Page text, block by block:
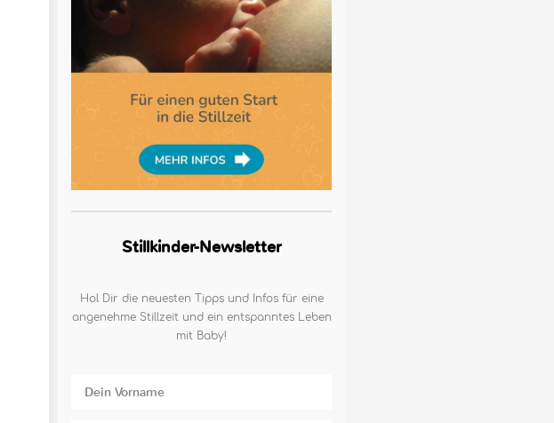
Stillkinder-Newsletter
Hol Dir die neuesten Tipps und Infos für eine
angenehme Stillzeit und ein entspanntes Leben
mit Baby!